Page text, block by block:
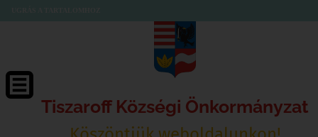
Tiszaroff Községi Önkormányzat